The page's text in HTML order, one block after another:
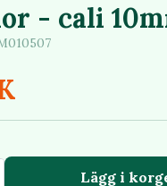
- cali
Lägg i